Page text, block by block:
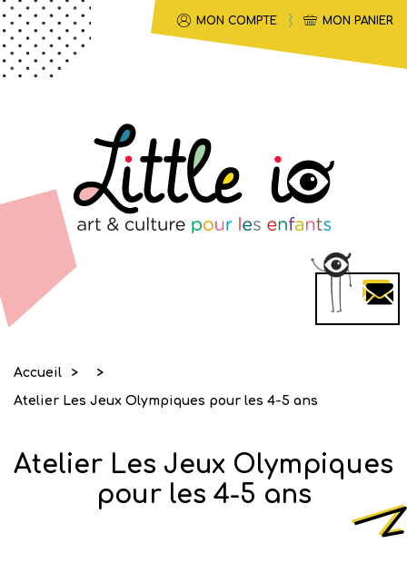
MON COMPTE MON PANIER
Accueil > >
Atelier Les Jeux Olympiques pour les 4-5 ans
Atelier Les Jeux Olympiques
pour les 4-5 ans